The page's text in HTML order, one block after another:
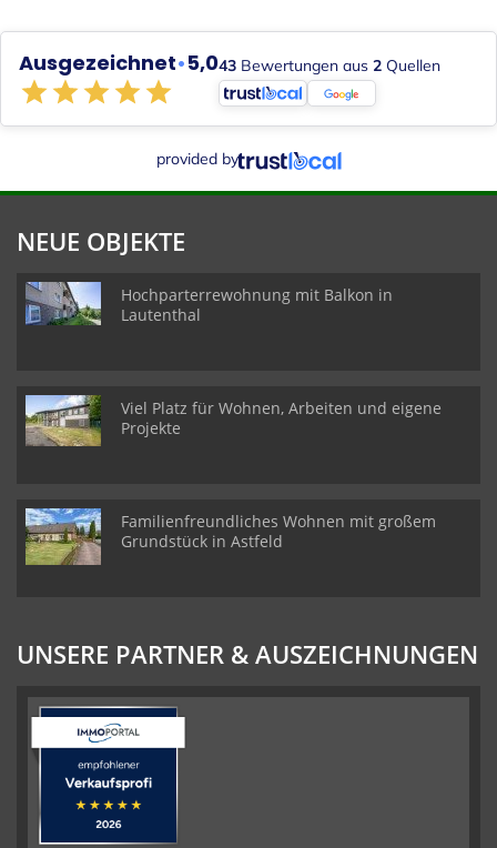
Ausgezeichnet•5,043 Bewertungen aus 2 Quellen
provided by
NEUE OBJEKTE
Hochparterrewohnung mit Balkon in
Lautenthal
Viel Platz für Wohnen, Arbeiten und eigene
Projekte
Familienfreundliches Wohnen mit großem
Grundstück in Astfeld
UNSERE PARTNER & AUSZEICHNUNGEN